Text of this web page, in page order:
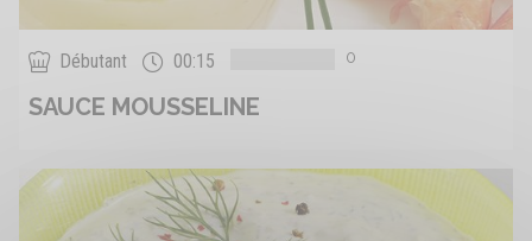
Débutant 00:15 0
SAUCE MOUSSELINE